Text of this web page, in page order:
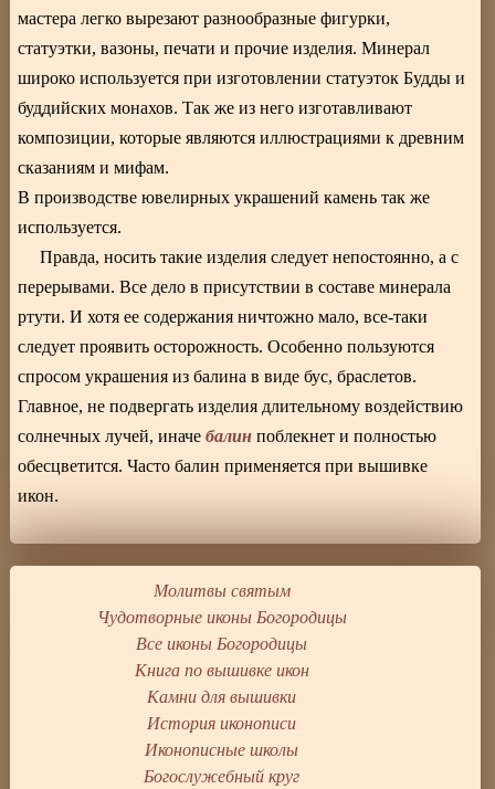
мастера легко вырезают разнообразные фигурки,
статуэтки, вазоны, печати и прочие изделия. Минерал
широко используется при изготовлении статуэток Будды и
буддийских монахов. Так же из него изготавливают
композиции, которые являются иллюстрациями к древним
сказаниям и мифам.
В производстве ювелирных украшений камень так же
используется.
Правда, носить такие изделия следует непостоянно, а с
перерывами. Все дело в присутствии в составе минерала
ртути. И хотя ее содержания ничтожно мало, все-таки
следует проявить осторожность. Особенно пользуются
спросом украшения из балина в виде бус, браслетов.
Главное, не подвергать изделия длительному воздействию
солнечных лучей, иначебалин поблекнет и полностью
обесцветится. Часто балин применяется при вышивке
икон.
Молитвы святым
Чудотворные иконы Богородицы
Все иконы Богородицы
Книга по вышивке икон
Камни для вышивки
История иконописи
Иконописные школы
Богослужебный круг